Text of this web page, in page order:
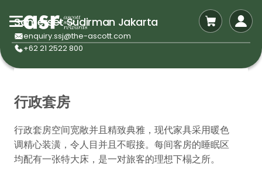
Somerset Sudirman Jakarta
enquiry.ssj@the-ascott.com
+62 21 2522 800
行政套房
行政套房空间宽敞并且精致典雅，现代家具采用暖色
调精心装潢，令人目并且不暇接。每间客房的睡眠区
均配有一张特大床，是一对旅客的理想下榻之所。